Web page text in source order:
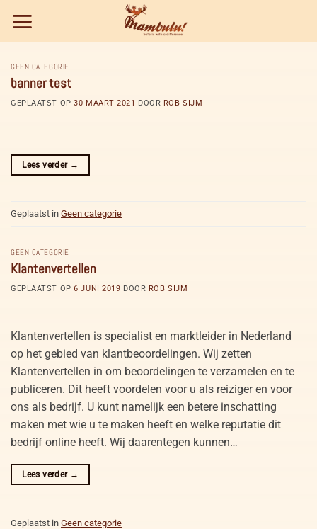
naar
inhoud
GEEN CATEGORIE
banner test
GEPLAATST OP30 MAART 2021 DOOR ROB SIJM
Lees verder →
Geplaatst in Geen categorie
GEEN CATEGORIE
Klantenvertellen
GEPLAATST OP6 JUNI 2019 DOOR ROB SIJM
Klantenvertellen is specialist en marktleider in Nederland
op het gebied van klantbeoordelingen. Wij zetten
Klantenvertellen in om beoordelingen te verzamelen en te
publiceren. Dit heeft voordelen voor u als reiziger en voor
ons als bedrijf. U kunt namelijk een betere inschatting
maken met wie u te maken heeft en welke reputatie dit
bedrijf online heeft. Wij daarentegen kunnen…
Lees verder →
Geplaatst in Geen categorie